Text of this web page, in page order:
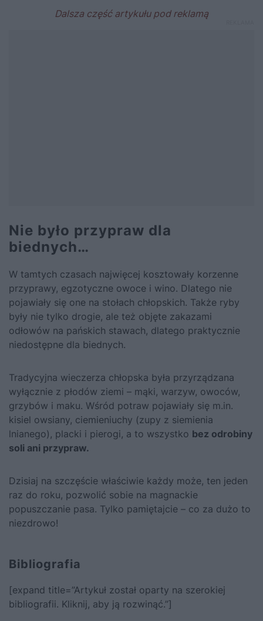
Nie było przypraw dla
biednych…
W tamtych czasach najwięcej kosztowały korzenne
przyprawy, egzotyczne owoce i wino. Dlatego nie
pojawiały się one na stołach chłopskich. Także ryby
były nie tylko drogie, ale też objęte zakazami
odłowów na pańskich stawach, dlatego praktycznie
niedostępne dla biednych.
Tradycyjna wieczerza chłopska była przyrządzana
wyłącznie z płodów ziemi – mąki, warzyw, owoców,
grzybów i maku. Wśród potraw pojawiały się m.in.
kisiel owsiany, ciemieniuchy (zupy z siemienia
lnianego), placki i pierogi, a to wszystko bez odrobiny
soli ani przypraw.
Dzisiaj na szczęście właściwie każdy może, ten jeden
raz do roku, pozwolić sobie na magnackie
popuszczanie pasa. Tylko pamiętajcie – co za dużo to
niezdrowo!
Bibliografia
[expand title=”Artykuł został oparty na szerokiej
bibliografii. Kliknij, aby ją rozwinąć.”]